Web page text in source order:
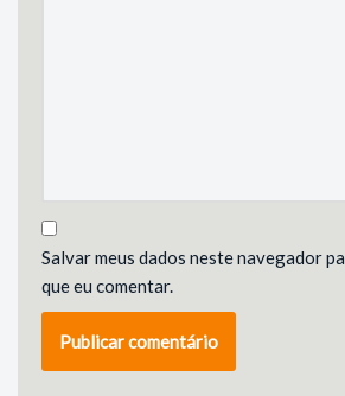
Salvar meus dados neste navegador
que eu comentar.